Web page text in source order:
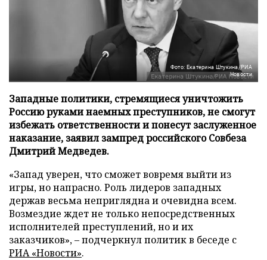
Фото: Екатерина Штукина/РИА
Новости
Западные политики, стремящиеся уничтожить
Россию руками наемных преступников, не смогут
избежать ответственности и понесут заслуженное
наказание, заявил зампред российского Совбеза
Дмитрий Медведев.
«Запад уверен, что сможет вовремя выйти из
игры, но напрасно. Роль лидеров западных
держав весьма неприглядна и очевидна всем.
Возмездие ждет не только непосредственных
исполнителей преступлений, но и их
заказчиков», – подчеркнул политик в беседе с
РИА «Новости».